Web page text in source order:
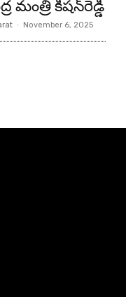
మంత్రి కిషన్‌రెడ్డి
- November 6, 2025